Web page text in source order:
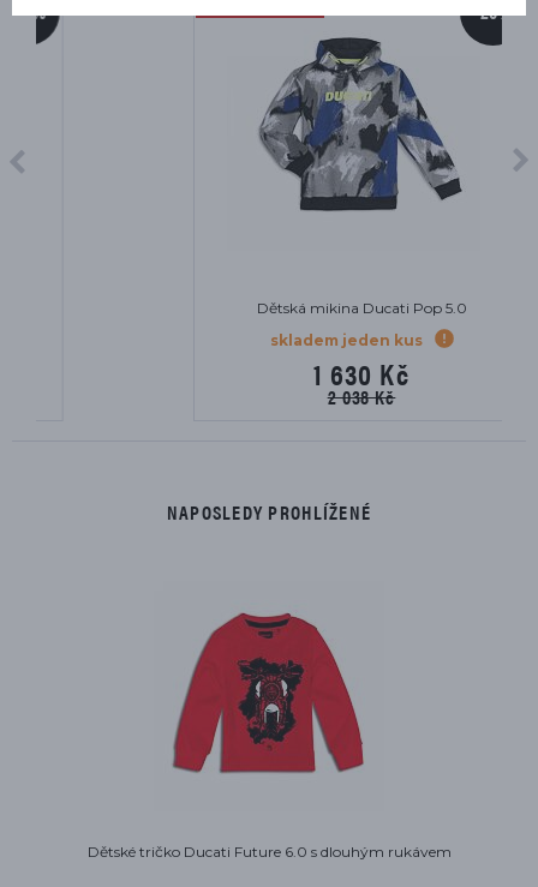
-20%
Dětská mikina Ducati Pop 5.0
skladem jeden kus
1 630 Kč
NAPOSLEDY PROHLÍŽENÉ
Dětské tričko Ducati Future 6.0 s dlouhým rukávem